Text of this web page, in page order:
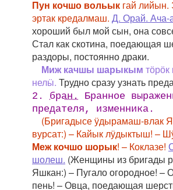
Пун кочшо вольык гай лийын.
эртак кредалмаш. Д. Орай. Ача-
хороший был мой сын, она
Стал как скотина, поедающая
раздоры, постоянно драки.
Миж качшы шарыкым
нелӹ. Трудно сразу узнать
2. бран. Бранное
предателя, изменника.
(Бригадысе ӱдырамаш-влак
вурсат:) – Кайык лӱдыктыш! –
Меж кочшо шорык! – Коклазе!
шолеш. (Женщины из бригады
Яшкан:) – Пугало огородное! –
пень! – Овца, поедающая